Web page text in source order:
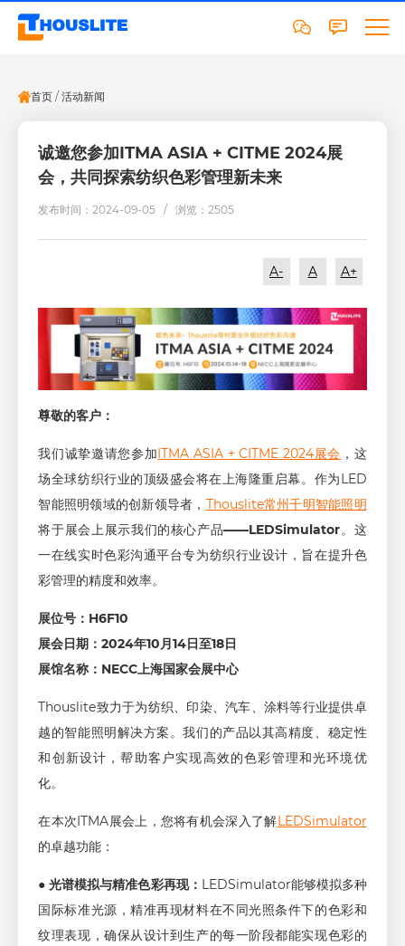
首页 / 活动新闻
诚邀您参加ITMA ASIA + CITME 2024展
会，共同探索纺织色彩管理新未来
发布时间：2024-09-05 /浏览：2505
A- A A+
尊敬的客户：
我们诚挚邀请您参加ITMA ASIA + CITME 2024展会 ，这
场全球纺织行业的顶级盛会将在上海隆重启幕。作为LED
智能照明领域的创新领导者， Thouslite常州千明智能照明
将于展会上展示我们的核心产品——LEDSimulator。这
一在线实时色彩沟通平台专为纺织行业设计，旨在提升色
彩管理的精度和效率。
展位号：H6F10
展会日期：2024年10月14日至18日
展馆名称：NECC上海国家会展中心
Thouslite致力于为纺织、印染、汽车、涂料等行业提供卓
越的智能照明解决方案。我们的产品以其高精度、稳定性
和创新设计，帮助客户实现高效的色彩管理和光环境优
化。
在本次ITMA展会上，您将有机会深入了解LEDSimulator
的卓越功能：
●光谱模拟与精准色彩再现： LEDSimulator能够模拟多种
国际标准光源，精准再现材料在不同光照条件下的色彩和
纹理表现，确保从设计到生产的每一阶段都能实现色彩的